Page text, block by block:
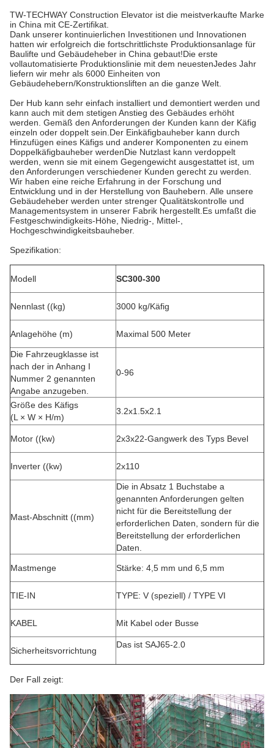
TW-TECHWAY Construction Elevator ist die meistverkaufte Marke
in China mit CE-Zertifikat.
Dank unserer kontinuierlichen Investitionen und Innovationen
hatten wir erfolgreich die fortschrittlichste Produktionsanlage für
Baulifte und Gebäudeheber in China gebaut!Die erste
vollautomatisierte Produktionslinie mit dem neuestenJedes Jahr
liefern wir mehr als 6000 Einheiten von
Gebäudehebern/Konstruktionsliften an die ganze Welt.
Der Hub kann sehr einfach installiert und demontiert werden und
kann auch mit dem stetigen Anstieg des Gebäudes erhöht
werden. Gemäß den Anforderungen der Kunden kann der Käfig
einzeln oder doppelt sein.Der Einkäfigbauheber kann durch
Hinzufügen eines Käfigs und anderer Komponenten zu einem
Doppelkäfigbauheber werdenDie Nutzlast kann verdoppelt
werden, wenn sie mit einem Gegengewicht ausgestattet ist, um
den Anforderungen verschiedener Kunden gerecht zu werden.
Wir haben eine reiche Erfahrung in der Forschung und
Entwicklung und in der Herstellung von Bauhebern. Alle unsere
Gebäudeheber werden unter strenger Qualitätskontrolle und
Managementsystem in unserer Fabrik hergestellt.Es umfaßt die
Festgeschwindigkeits-Höhe, Niedrig-, Mittel-,
Hochgeschwindigkeitsbauheber.
Spezifikation:
Modell SC300-300
Nennlast ((kg) 3000 kg/Käfig
Anlagehöhe (m) Maximal 500 Meter
Die Fahrzeugklasse ist
nach der in Anhang I
Nummer 2 genannten
Angabe anzugeben.
0-96
Größe des Käfigs
(L × W × H/m)
3.2x1.5x2.1
Motor ((kw) 2x3x22-Gangwerk des Typs Bevel
Inverter ((kw) 2x110
Mast-Abschnitt ((mm)
Die in Absatz 1 Buchstabe a
genannten Anforderungen gelten
nicht für die Bereitstellung der
erforderlichen Daten, sondern für die
Bereitstellung der erforderlichen
Daten.
Mastmenge Stärke: 4,5 mm und 6,5 mm
TIE-IN TYPE: V (speziell) / TYPE VI
KABEL Mit Kabel oder Busse
Sicherheitsvorrichtung
Das ist SAJ65-2.0
Der Fall zeigt: